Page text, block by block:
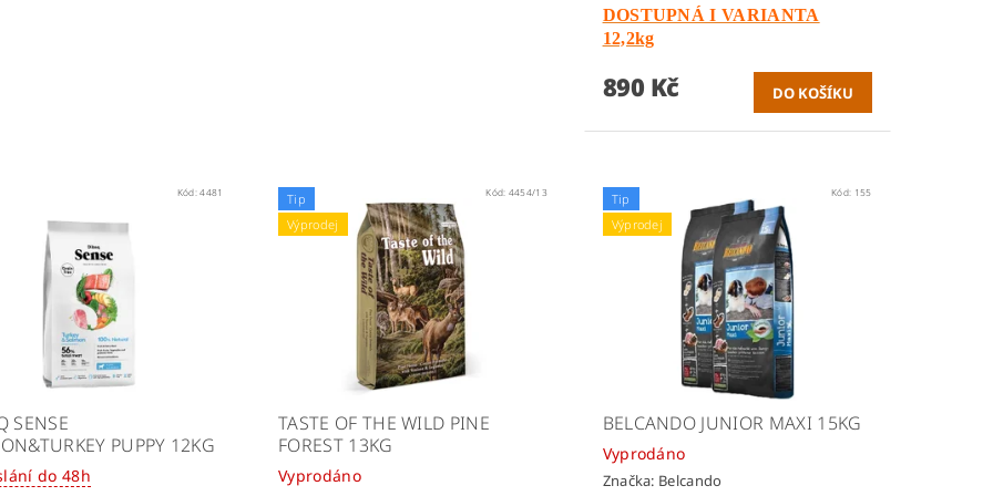
DOSTUPNÁ I VARIANTA
12,2kg
890 Kč
Kód:4481
SENSE
PUPPY 12KG
do 48h
Tip
Výprodej
Kód: 4454/13
TASTE OF THE WILD PINE
FOREST 13KG
Vyprodáno
Tip
Výprodej
Kód: 155
BELCANDO JUNIOR MAXI 15KG
Vyprodáno
Značka: Belcando